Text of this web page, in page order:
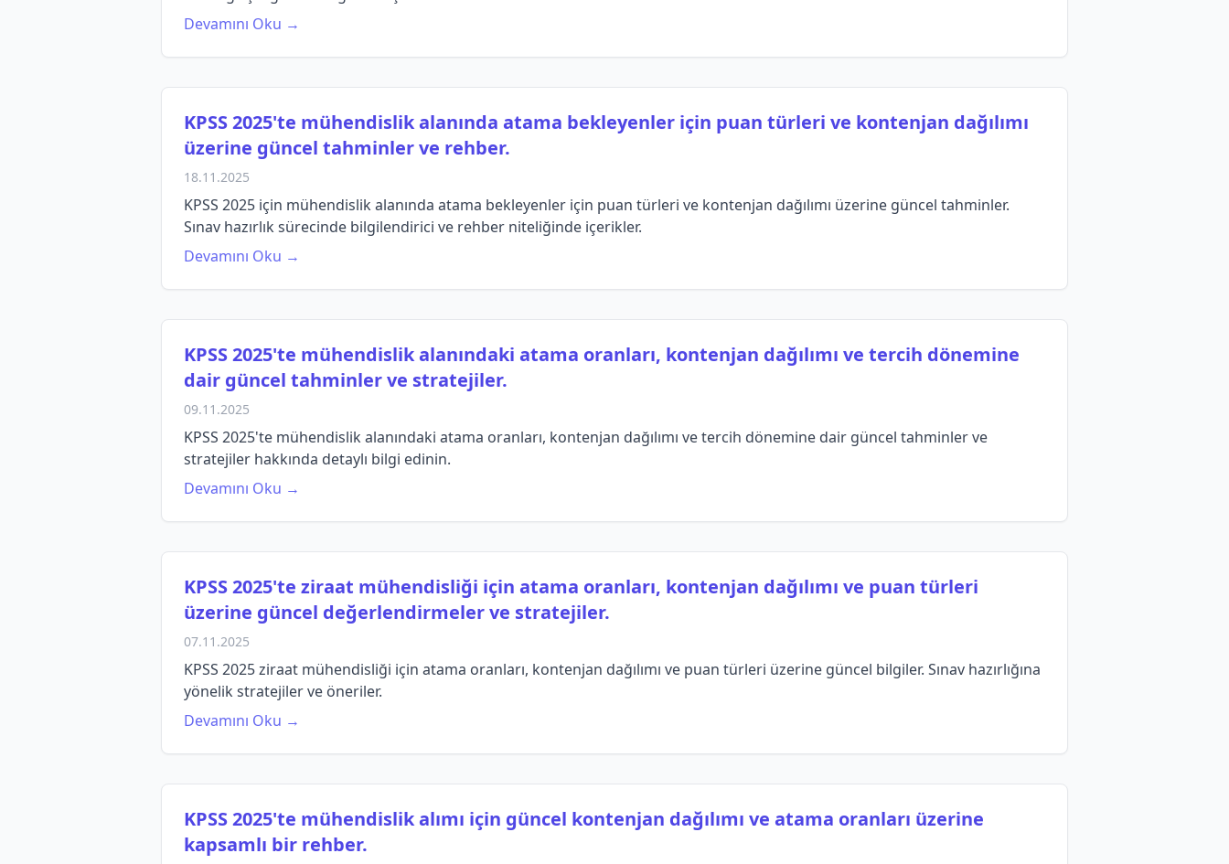
Devamını Oku →
KPSS 2025'te mühendislik alanında atama bekleyenler için puan türleri ve kontenjan dağılımı
üzerine güncel tahminler ve rehber.
18.11.2025
KPSS 2025 için mühendislik alanında atama bekleyenler için puan türleri ve kontenjan dağılımı üzerine güncel tahminler.
Sınav hazırlık sürecinde bilgilendirici ve rehber niteliğinde içerikler.
Devamını Oku →
KPSS 2025'te mühendislik alanındaki atama oranları, kontenjan dağılımı ve tercih dönemine
dair güncel tahminler ve stratejiler.
09.11.2025
KPSS 2025'te mühendislik alanındaki atama oranları, kontenjan dağılımı ve tercih dönemine dair güncel tahminler ve
stratejiler hakkında detaylı bilgi edinin.
Devamını Oku →
KPSS 2025'te ziraat mühendisliği için atama oranları, kontenjan dağılımı ve puan türleri
üzerine güncel değerlendirmeler ve stratejiler.
07.11.2025
KPSS 2025 ziraat mühendisliği için atama oranları, kontenjan dağılımı ve puan türleri üzerine güncel bilgiler. Sınav hazırlığına
yönelik stratejiler ve öneriler.
Devamını Oku →
KPSS 2025'te mühendislik alımı için güncel kontenjan dağılımı ve atama oranları üzerine
kapsamlı bir rehber.